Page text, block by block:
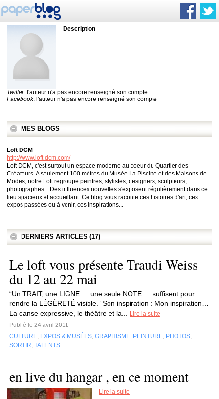
Description
Twitter: l'auteur n'a pas encore renseigné son compte
Facebook: l'auteur n'a pas encore renseigné son compte
MES BLOGS
Loft DCM
http://www.loft-dcm.com/
Loft DCM, c'est surtout un espace moderne au coeur du Quartier des
Créateurs. A seulement 100 mètres du Musée La Piscine et des Maisons de
Modes, notre Loft regroupe peintres, stylistes, designers, sculpteurs,
photographes... Des influences nouvelles s'exposent régulièrement dans ce
lieu spacieux et accueillant. Ce blog vous raconte ces histoires d'art, ces
expos passées ou à venir, ces inspirations...
DERNIERS ARTICLES (17)
Le loft vous présente Traudi Weiss
du 12 au 22 mai
“Un TRAIT, une LIGNE … une seule NOTE … suffisent pour
rendre la LÉGÈRETÉ visible.” Son inspiration : Mon inspiration…
La danse expressive, le théâtre et la...
Lire la suite
Publié le 24 avril 2011
CULTURE, EXPOS & MUSÉES, GRAPHISME, PEINTURE, PHOTOS,
SORTIR, TALENTS
en live du hangar , en ce moment
Lire la suite